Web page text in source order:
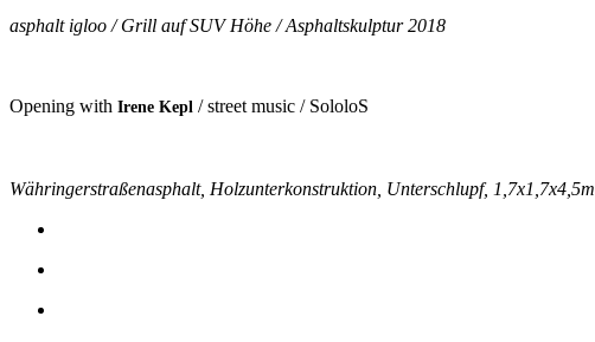
asphalt igloo / Grill auf SUV Höhe / Asphaltskulptur 2018
Opening with Irene Kepl / street music / SololoS
Währingerstraßenasphalt, Holzunterkonstruktion, Unterschlupf, 1,7x1,7x4,5m